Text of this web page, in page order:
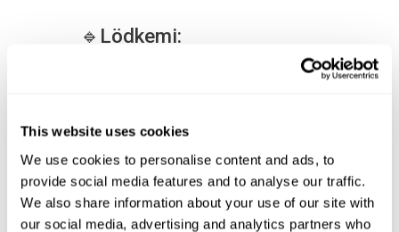
This website uses cookies
We use cookies to personalise content and ads, to
provide social media features and to analyse our traffic.
We also share information about your use of our site with
our social media, advertising and analytics partners who
🔹Lödkemi:
◾Vi hjälper er att analysera och lösa
analys av lodbad.
🔹Lödrökshantering: